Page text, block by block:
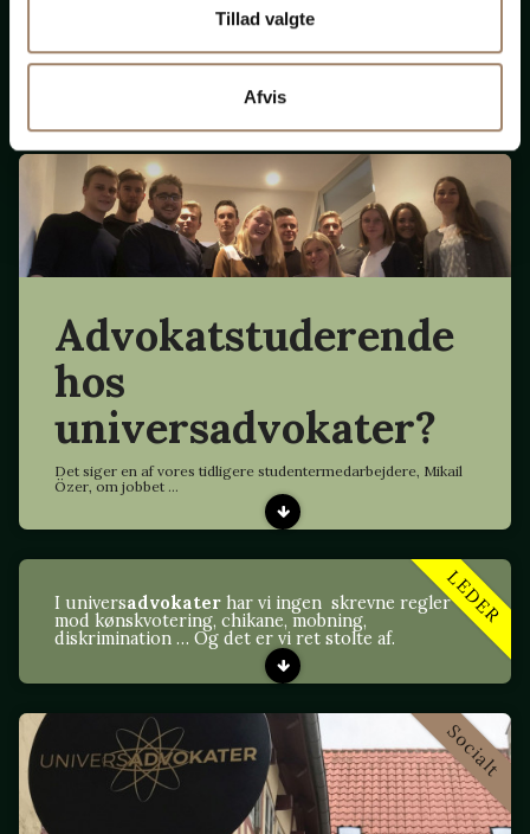
Tillad valgte
Afvis
løngennemsigtighed
(Opdateret 131125)
Advokatstuderende
hos
universadvokater?
Det siger en af vores tidligere studentermedarbejdere, Mikail
Özer, om jobbet ...
LEDER
I universadvokaterhar vi ingen skrevne regler
mod kønskvotering, chikane, mobning,
diskrimination … Og det er vi ret stolte af.
Socialt